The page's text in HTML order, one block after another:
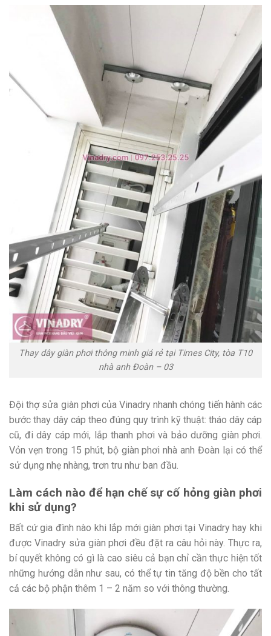
Thay dây giàn phơi thông minh giá rẻ tại Times City, tòa T10
nhà anh Đoàn – 03
Đội thợ sửa giàn phơi của Vinadry nhanh chóng tiến hành các
bước thay dây cáp theo đúng quy trình kỹ thuật: tháo dây cáp
cũ, đi dây cáp mới, lắp thanh phơi và bảo dưỡng giàn phơi.
Vỏn vẹn trong 15 phút, bộ giàn phơi nhà anh Đoàn lại có thể
sử dụng nhẹ nhàng, trơn tru như ban đầu.
Làm cách nào để hạn chế sự cố hỏng giàn phơi
khi sử dụng?
Bất cứ gia đình nào khi lắp mới giàn phơi tại Vinadry hay khi
được Vinadry sửa giàn phơi đều đặt ra câu hỏi này. Thực ra,
bí quyết không có gì là cao siêu cả bạn chỉ cần thực hiện tốt
những hướng dẫn như sau, có thể tự tin tăng độ bền cho tất
cả các bộ phận thêm 1 – 2 năm so với thông thường.